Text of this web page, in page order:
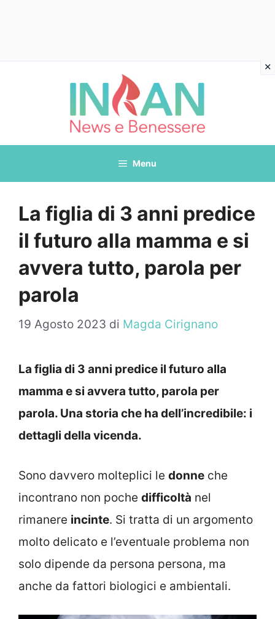
Menu
La figlia di 3 anni predice
il futuro alla mamma e si
avvera tutto, parola per
parola
19 Agosto 2023 di Magda Cirignano
La figlia di 3 anni predice il futuro alla
mamma e si avvera tutto, parola per
parola. Una storia che ha dell’incredibile: i
dettagli della vicenda.
Sono davvero molteplici le donne che
incontrano non poche difficoltà nel
rimanere incinte. Si tratta di un argomento
molto delicato e l’eventuale problema non
solo dipende da persona persona, ma
anche da fattori biologici e ambientali.